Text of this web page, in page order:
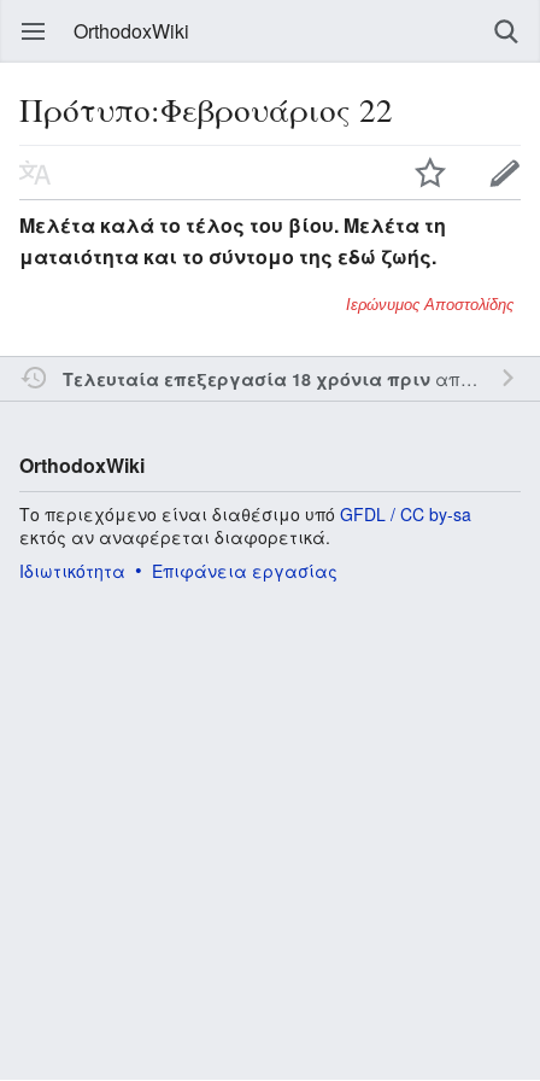
OrthodoxWiki
Πρότυπο:Φεβρουάριος 22
Μελέτα καλά το τέλος του βίου. Μελέτα τη
ματαιότητα και το σύντομο της εδώ ζωής.
Ιερώνυμος Αποστολίδης
Τελευταία επεξεργασία 18 χρόνια πριναπό τον την
OrthodoxWiki
Το περιεχόμενο είναι διαθέσιμο υπό GFDL / CC by-sa
εκτός αν αναφέρεται διαφορετικά.
Ιδιωτικότητα
Επιφάνεια εργασίας